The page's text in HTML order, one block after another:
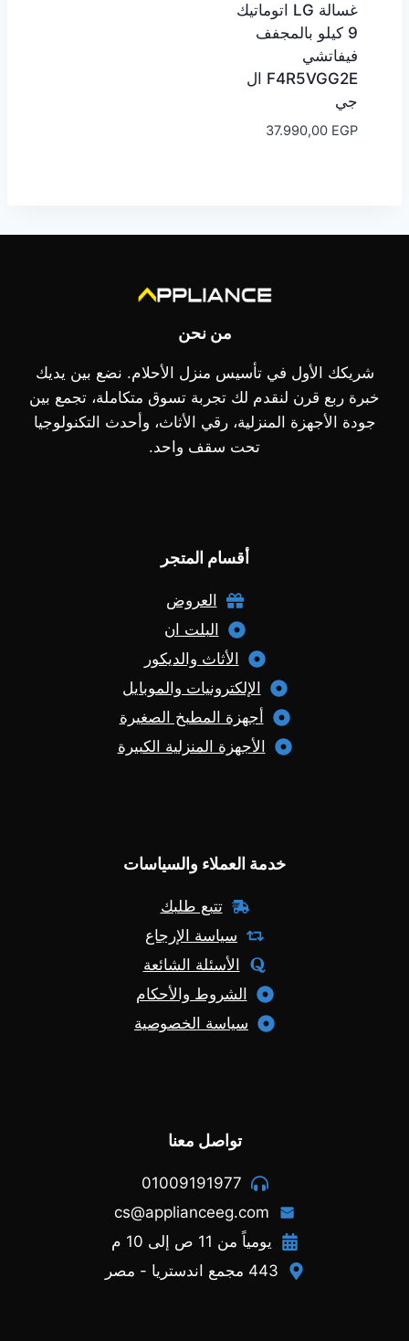
غسالة LG اتوماتيك
9 كيلو بالمجفف
فيفاتشي
F4R5VGG2E ال
جي
37.990,00 EGP
من نحن
شريكك الأول في تأسيس منزل الأحلام. نضع بين يديك
خبرة ربع قرن لنقدم لك تجربة تسوق متكاملة، تجمع بين
جودة الأجهزة المنزلية، رقي الأثاث، وأحدث التكنولوجيا
تحت سقف واحد.
أقسام المتجر
العروض
البلت ان
الأثاث والديكور
الإلكترونيات والموبايل
أجهزة المطبخ الصغيرة
الأجهزة المنزلية الكبيرة
خدمة العملاء والسياسات
تتبع طلبك
سياسة الإرجاع
الأسئلة الشائعة
الشروط والأحكام
سياسة الخصوصية
تواصل معنا
01009191977
cs@applianceeg.com
يومياً من 11 ص إلى 10 م
443 مجمع اندستريا - مصر